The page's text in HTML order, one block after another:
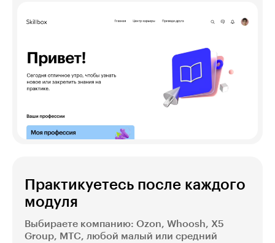
Практикуетесь после каждого
модуля
Выбираете компанию: Ozon, Whoosh, X5
Group, МТС, любой малый или средний